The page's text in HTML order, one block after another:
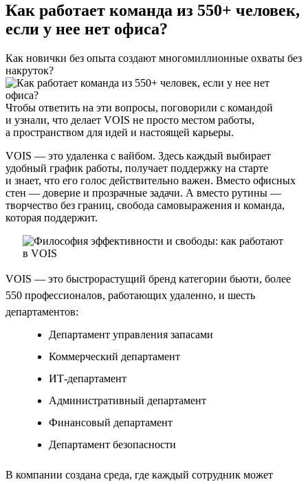
Как работает команда из 550+ человек,
если у нее нет офиса?
Как новички без опыта создают многомиллионные охваты без
накруток?
Чтобы ответить на эти вопросы, поговорили с командой
и узнали, что делает VOIS не просто местом работы,
а пространством для идей и настоящей карьеры.
VOIS — это удаленка с вайбом. Здесь каждый выбирает
удобный график работы, получает поддержку на старте
и знает, что его голос действительно важен. Вместо офисных
стен — доверие и прозрачные задачи. А вместо рутины —
творчество без границ, свобода самовыражения и команда,
которая поддержит.
VOIS — это быстрорастущий бренд категории бьюти, более
550 профессионалов, работающих удаленно, и шесть
департаментов:
Департамент управления запасами
Коммерческий департамент
ИТ-департамент
Административный департамент
Финансовый департамент
Департамент безопасности
В компании создана среда, где каждый сотрудник может